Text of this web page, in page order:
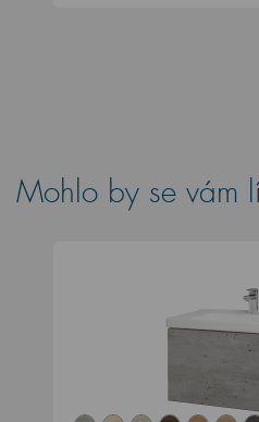
Mohlo by se vám